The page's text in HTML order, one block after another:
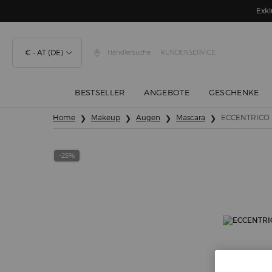
€ - AT (DE) Händlersuche KUNDENSERVICE
BESTSELLER ANGEBOTE GESCHENKE
Home Makeup Augen Mascara
-25%